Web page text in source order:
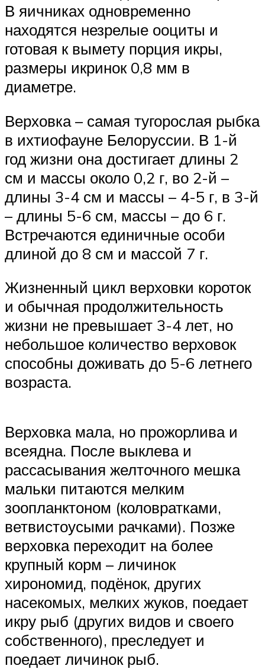
В яичниках одновременно
находятся незрелые ооциты и
готовая к вымету порция икры,
размеры икринок 0,8 мм в
диаметре.
Верховка – самая тугорослая рыбка
в ихтиофауне Белоруссии. В 1-й
год жизни она достигает длины 2
см и массы около 0,2 г, во 2-й –
длины 3-4 см и массы – 4-5 г, в 3-й
– длины 5-6 см, массы – до 6 г.
Встречаются единичные особи
длиной до 8 см и массой 7 г.
Жизненный цикл верховки короток
и обычная продолжительность
жизни не превышает 3-4 лет, но
небольшое количество верховок
способны доживать до 5-6 летнего
возраста.
Верховка мала, но прожорлива и
всеядна. После выклева и
рассасывания желточного мешка
мальки питаются мелким
зоопланктоном (коловратками,
ветвистоусыми рачками). Позже
верховка переходит на более
крупный корм – личинок
хирономид, подёнок, других
насекомых, мелких жуков, поедает
икру рыб (других видов и своего
собственного), преследует и
поедает личинок рыб.